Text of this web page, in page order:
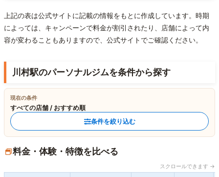
上記の表は公式サイトに記載の情報をもとに作成しています。時期
によっては、キャンペーンで料金が割引されたり、店舗によって内
容が変わることもありますので、公式サイトでご確認ください。
川村駅のパーソナルジムを条件から探す
現在の条件
すべての店舗 / おすすめ順
条件を絞り込む
料金・体験・特徴を比べる
スクロールできます →